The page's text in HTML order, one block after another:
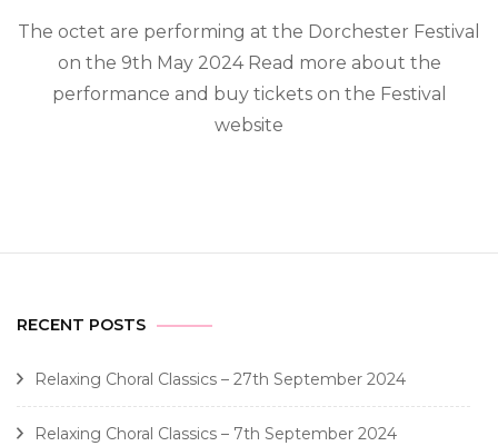
The octet are performing at the Dorchester Festival
on the 9th May 2024 Read more about the
performance and buy tickets on the Festival
website
RECENT POSTS
Relaxing Choral Classics – 27th September 2024
Relaxing Choral Classics – 7th September 2024